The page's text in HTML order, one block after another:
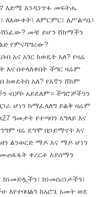
እድሜ እንዲነጥፉ መፍትሔ
ለእውቀት፣ ለምርምር፣ ለሥልጣኔ፣
መቼ ይሆን ሸክማችን
የምናሻግረው?
አና አገር ከወዴት አለ? የዛሬ
እና በተላለቀበት ችግር ዛሬም
ከወደትስ አለ? የእኛን ሸክም
ብቻኮ አይደለም። ችግሮቻችንን
ሆነን ከማፈላለግ ይልቅ ዛሬም
ዓመታት የተጣባን አግላይ እና
ዛሬ ደግሞ በኃይማኖት እና
ልንወርድ ማዶ እና ማዶ ሆነን
ቀረርቶ እያሰማን
ከነመድሏችን፣ ከነመሰሪነታችን፣
እየተባባልን ከአሮጌ አመት ወደ